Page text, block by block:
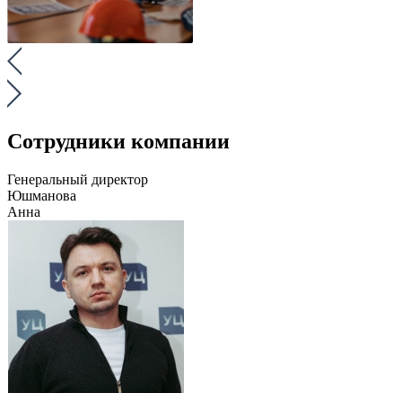
Сотрудники компании
Генеральный директор
Юшманова
Анна